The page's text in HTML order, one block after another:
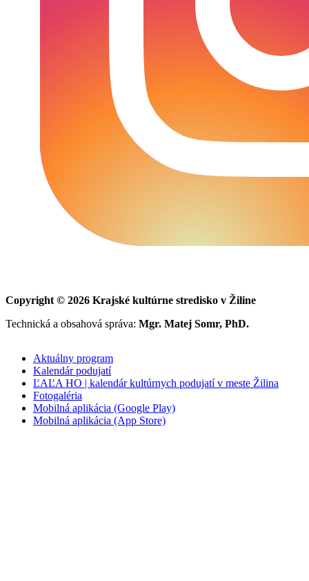
Copyright © 2026 Krajské kultúrne stredisko v Žiline
Technická a obsahová správa: Mgr. Matej Somr, PhD.
Aktuálny program
Kalendár podujatí
ĽAĽA HO | kalendár kultúrnych podujatí v meste Žilina
Fotogaléria
Mobilná aplikácia (Google Play)
Mobilná aplikácia (App Store)